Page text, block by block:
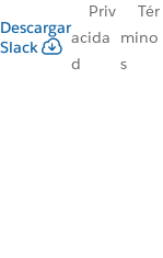
Descargar
Slack
Priv
acida
d
Tér
mino
s